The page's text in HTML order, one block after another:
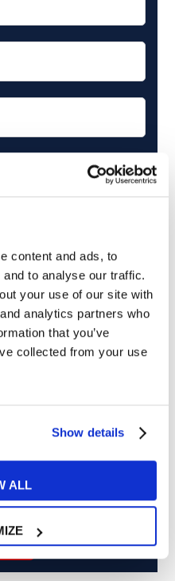
content and ads, to
to analyse our traffic.
your use of our site with
analytics partners who
that you’ve
collected from your use
Show details
ALL
inglese
mondo del lavoro
lingua inglese
in conformità
MyES
solo corsi online